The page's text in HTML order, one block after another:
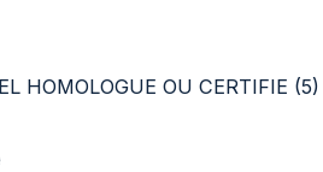
HOMOLOGUE OU CERTIFIE (5)